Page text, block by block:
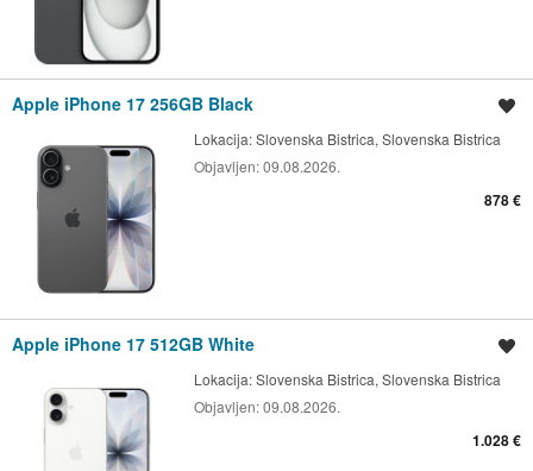
Apple iPhone 17 256GB Black
Lokacija:Slovenska Bistrica, Slovenska Bistrica
Objavljen:09.08.2026.
878 €
Apple iPhone 17 512GB White
Lokacija:Slovenska Bistrica, Slovenska Bistrica
Objavljen:09.08.2026.
1.028 €